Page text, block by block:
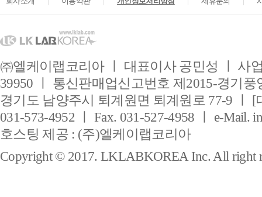
㈜엘케이랩코리아 ㅣ 대표이사 공민성 ㅣ 사
39950 ㅣ 통신판매업신고번호 제2015-경기풍
경기도 남양주시 퇴계원면 퇴계원로 77-9 ㅣ [
031-573-4952 ㅣ Fax. 031-527-4958 ㅣ e-Mail.
호스팅 제공 : (주)엘케이랩코리아
Copyright © 2017. LKLABKOREA Inc. All right